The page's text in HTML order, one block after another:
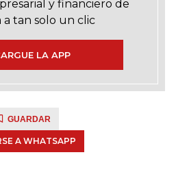
y financiero de
a tan solo un clic
LA APP
GUARDAR
A WHATSAPP